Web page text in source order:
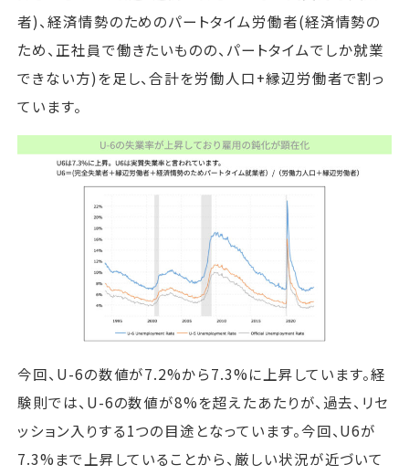
者)、経済情勢のためのパートタイム労働者(経済情勢の
ため、正社員で働きたいものの、パートタイムでしか就業
できない方)を足し、合計を労働人口+縁辺労働者で割っ
ています。
今回、U-6の数値が7.2%から7.3%に上昇しています。経
験則では、U-6の数値が8%を超えたあたりが、過去、リセ
ッション入りする1つの目途となっています。今回、U6が
7.3%まで上昇していることから、厳しい状況が近づいて